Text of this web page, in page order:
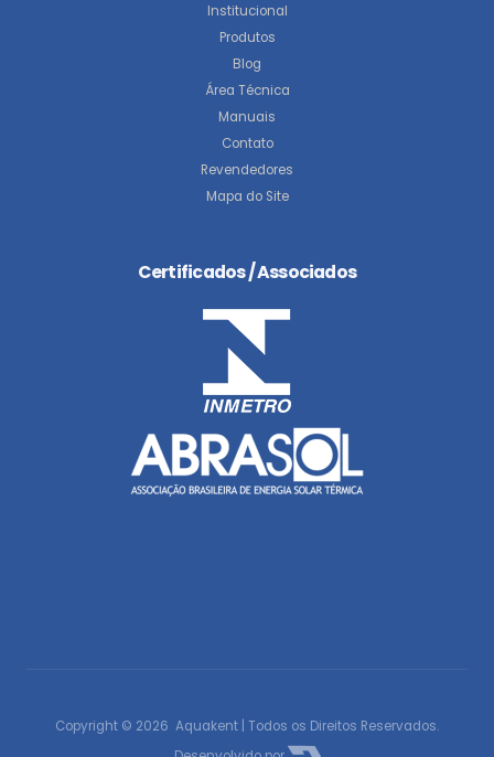
Institucional
Produtos
Blog
Área Técnica
Manuais
Contato
Revendedores
Mapa do Site
Certificados / Associados
Copyright © 2026 Aquakent | Todos os Direitos Reservados.